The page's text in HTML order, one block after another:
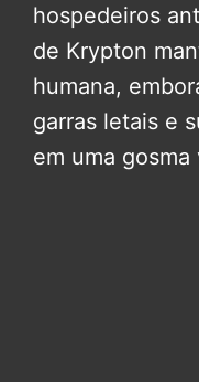
hospedeiros
de Krypton
humana,
garras letais e
em uma gosma